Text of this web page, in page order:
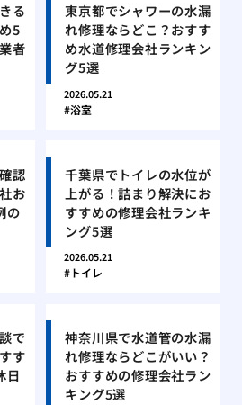
る
5
者
東京都でシャワーの水漏
れ修理ならどこ？おすす
め水道修理会社ランキン
グ5選
2026.05.21
浴室
認
お
の
千葉県でトイレの水位が
上がる！詰まり解決にお
すすめの修理会社ランキ
ング5選
2026.05.21
トイレ
で
す
日
神奈川県で水道管の水漏
れ修理ならどこがいい？
おすすめの修理会社ラン
キング5選